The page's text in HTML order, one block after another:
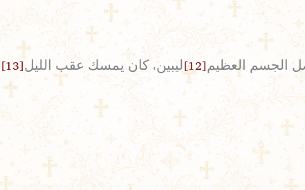
الجسم العظيم[12] ليبين، كان يمسك عقب الليل[13]